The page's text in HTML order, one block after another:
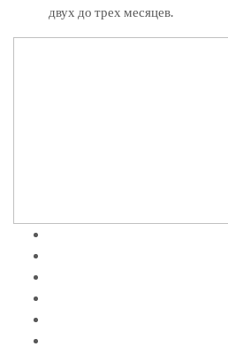
двух до трех месяцев.